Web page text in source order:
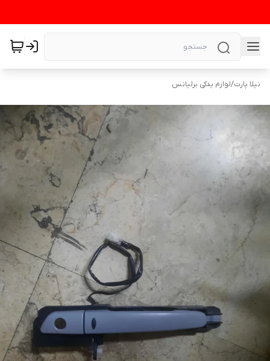
نیلا پارت/لوازم یدکی برلیانس